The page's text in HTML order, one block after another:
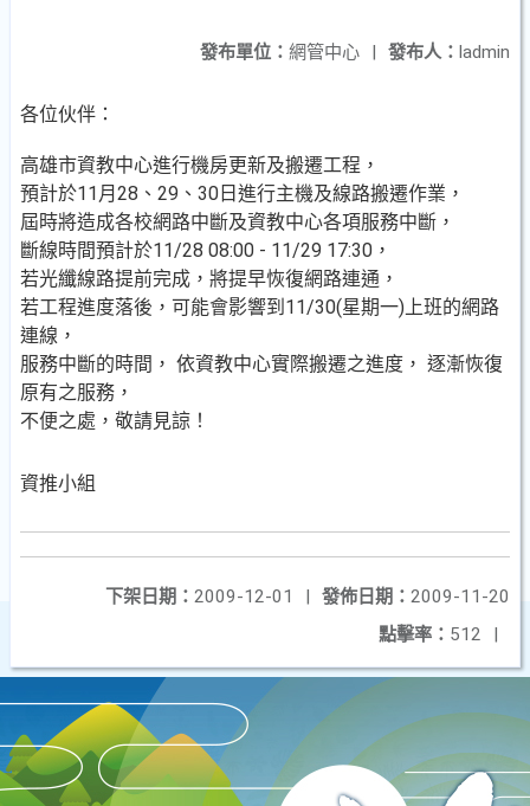
發布人： ladmin
發布單位： 網管中心 |
各位伙伴：
高雄市資教中心進行機房更新及搬遷工程，
預計於11月28、29、30日進行主機及線路搬遷作業，
屆時將造成各校網路中斷及資教中心各項服務中斷，
斷線時間預計於11/28 08:00 - 11/29 17:30，
若光纖線路提前完成，將提早恢復網路連通，
若工程進度落後，可能會影響到11/30(星期一)上班的網路
連線，
服務中斷的時間， 依資教中心實際搬遷之進度， 逐漸恢復
原有之服務，
不便之處，敬請見諒！
資推小組
發佈日期： 2009-11-20
下架日期： 2009-12-01
|
點擊率： 512 |